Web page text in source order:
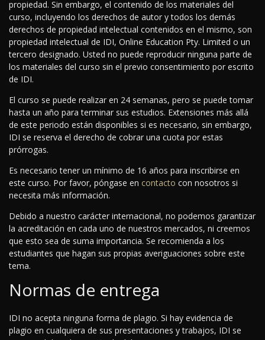
propiedad. Sin embargo, el contenido de los materiales del
curso, incluyendo los derechos de autor y todos los demás
derechos de propiedad intelectual contenidos en el mismo, son
propiedad intelectual de IDI, Online Education Pty. Limited o un
tercero designado. Usted no puede reproducir ninguna parte de
los materiales del curso sin el previo consentimiento por escrito
de IDI.
El curso se puede realizar en 24 semanas, pero se puede tomar
hasta un año para terminar sus estudios. Extensiones más allá
de este periodo están disponibles si es necesario, sin embargo,
IDI se reserva el derecho de cobrar una cuota por estas
prórrogas.
Es necesario tener un mínimo de 16 años para inscribirse en
este curso. Por favor, póngase en contacto con nosotros si
necesita más información.
Debido a nuestro carácter internacional, no podemos garantizar
la acreditación en cada uno de nuestros mercados, ni creemos
que esto sea de suma importancia. Se recomienda a los
estudiantes que hagan sus propias averiguaciones sobre este
tema.
Normas de entrega
IDI no acepta ninguna forma de plagio. Si hay evidencia de
plagio en cualquiera de sus presentaciones y trabajos, IDI se